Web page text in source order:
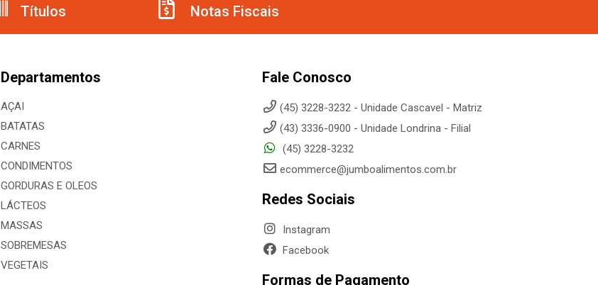
Títulos Notas Fiscais
Departamentos
AÇAI
BATATAS
CARNES
CONDIMENTOS
GORDURAS E OLEOS
LÁCTEOS
MASSAS
SOBREMESAS
VEGETAIS
Fale Conosco
(45) 3228-3232 - Unidade Cascavel - Matriz
(43) 3336-0900 - Unidade Londrina - Filial
(45) 3228-3232
ecommerce@jumboalimentos.com.br
Redes Sociais
Instagram
Facebook
Formas de Pagamento